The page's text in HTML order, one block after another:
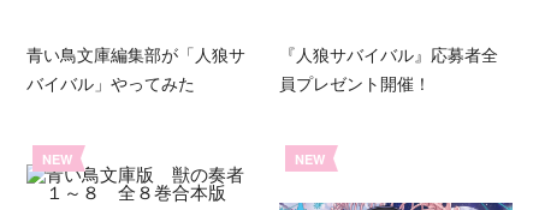
青い鳥文庫編集部が「人狼サ
バイバル」やってみた
『人狼サバイバル』応募者全
員プレゼント開催！
NEW NEW